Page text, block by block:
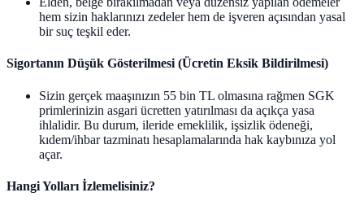
hem sizin haklarınızı zedeler hem de işveren açısından yasal
bir suç teşkil eder.
Sigortanın Düşük Gösterilmesi (Ücretin Eksik Bildirilmesi)
Sizin gerçek maaşınızın 55 bin TL olmasına rağmen SGK
primlerinizin asgari ücretten yatırılması da açıkça yasa
ihlalidir. Bu durum, ileride emeklilik, işsizlik ödeneği,
kıdem/ihbar tazminatı hesaplamalarında hak kaybınıza yol
açar.
Hangi Yolları İzlemelisiniz?